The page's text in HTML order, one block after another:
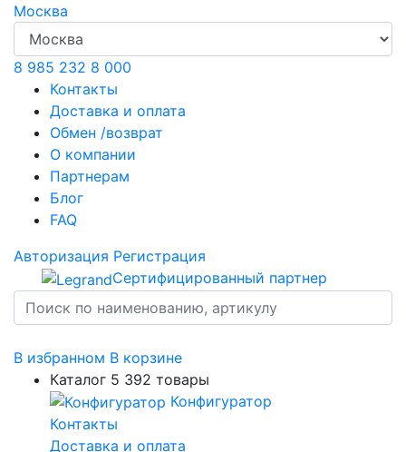
Москва
8 985 232 8 000
Контакты
Доставка и оплата
Обмен /возврат
О компании
Партнерам
Блог
FAQ
Авторизация Регистрация
Сертифицированный партнер
В избранном В корзине
Каталог 5 392 товары
Конфигуратор
Контакты
Доставка и оплата